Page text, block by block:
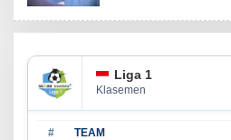
Liga 1
Klasemen
# TEAM